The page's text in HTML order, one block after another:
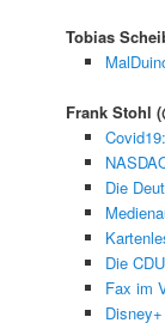
Tobias
Frank Stohl
Die
Die
Fax im